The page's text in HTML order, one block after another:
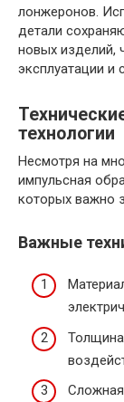
лонжеронов.
детали
новых изделий,
эксплуатации и
технологии
Несмотря на
импульсная
которых важно
Важные
Толщина
Сложная